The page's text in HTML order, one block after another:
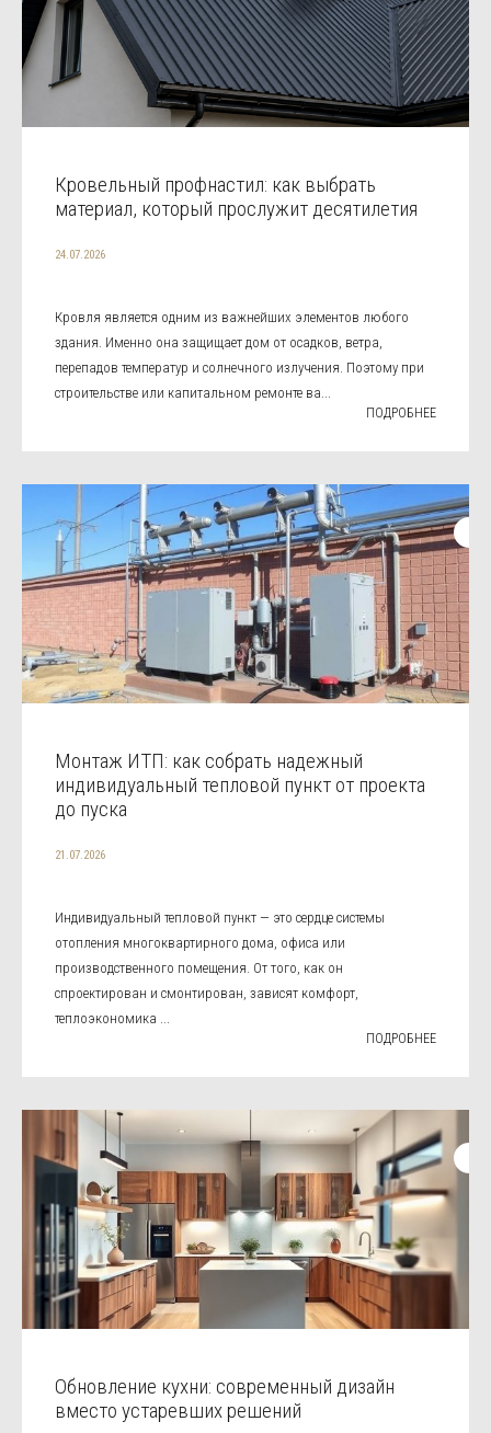
Кровельный профнастил: как выбрать
материал, который прослужит десятилетия
24.07.2026
Кровля является одним из важнейших элементов любого
здания. Именно она защищает дом от осадков, ветра,
перепадов температур и солнечного излучения. Поэтому при
строительстве или капитальном ремонте ва...
ПОДРОБНЕЕ
Монтаж ИТП: как собрать надежный
индивидуальный тепловой пункт от проекта
до пуска
21.07.2026
Индивидуальный тепловой пункт — это сердце системы
отопления многоквартирного дома, офиса или
производственного помещения. От того, как он
спроектирован и смонтирован, зависят комфорт,
теплоэкономика ...
ПОДРОБНЕЕ
Обновление кухни: современный дизайн
вместо устаревших решений